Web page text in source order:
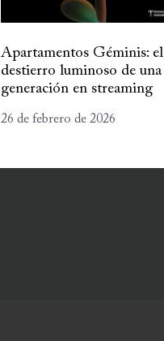
Apartamentos Géminis: el
destierro luminoso de una
generación en streaming
26 de febrero de 2026